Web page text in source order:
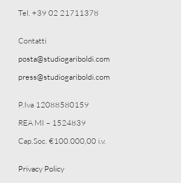
Tel. +39 02 21711378
Contatti
posta@studiogariboldi.com
press@studiogariboldi.com
P.Iva 12088580159
REA MI – 1524839
Cap.Soc. €100.000,00 i.v.
Privacy Policy